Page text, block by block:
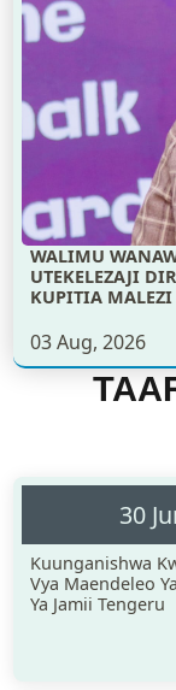
WALIMU
UTEKELEZAJI
KUPITIA
03 Aug, 2026
30
Kuunganishwa
Vya Maendeleo
Ya Jamii Tengeru